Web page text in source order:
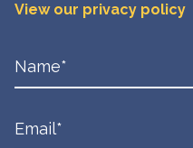
View our privacy policy